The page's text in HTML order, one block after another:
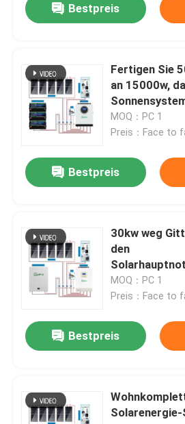
Neuigkeiten
Fälle
Bitte um ein Angebot
Tragbares Lithium-Kraftwerk
Alle in einem ESS
Komplettes weg Gitter-
Hybride Sonnensystem-
Bestpreis
Fertigen Sie
an 15000w,
MOQ：PC 1
Preis：Face to
Bestpreis
30kw weg
den
durch
UN38.3
MOQ：PC 1
Preis：Face to
Bestpreis